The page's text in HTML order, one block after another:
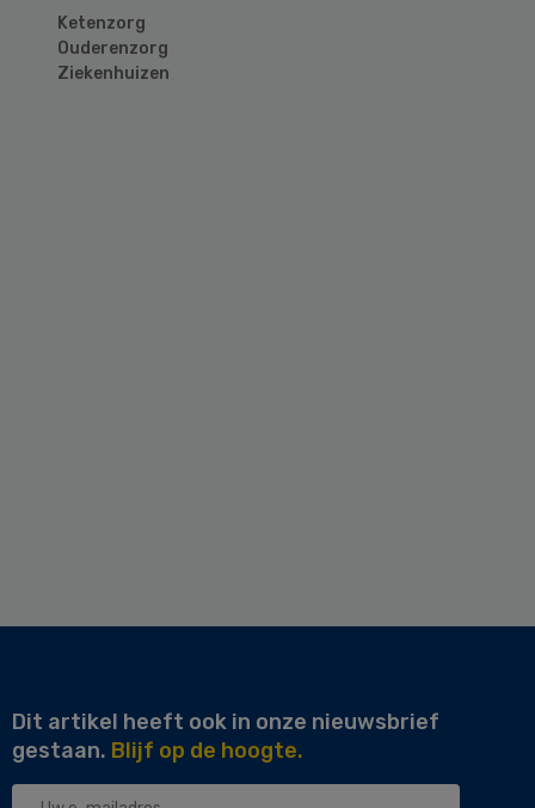
Ketenzorg
Ouderenzorg
Ziekenhuizen
Dit artikel heeft ook in onze nieuwsbrief
gestaan. Blijf op de hoogte.
Uw